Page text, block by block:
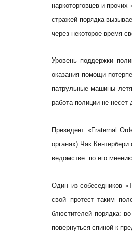
наркоторговцев и
стражей порядка
через некоторое время
Уровень поддержки
оказания помощи
патрульные машины
работа полиции не
Президент «Fraternal
органах) Чак Кентербери
ведомстве: по его
Один из собеседников
свой протест таким
блюстителей порядка:
повернуться спиной к